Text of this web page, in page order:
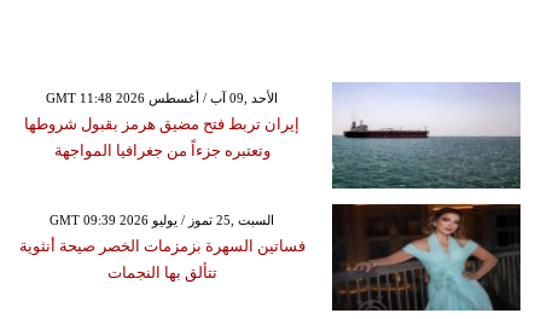
GMT 11:48 2026 الأحد ,09 آب / أغسطس
إيران تربط فتح مضيق هرمز بقبول شروطها
وتعتبره جزءاً من جغرافيا المواجهة
GMT 09:39 2026 السبت ,25 تموز / يوليو
فساتين السهرة بزمزمات الخصر صيحة أنثوية
تتألق بها النجمات